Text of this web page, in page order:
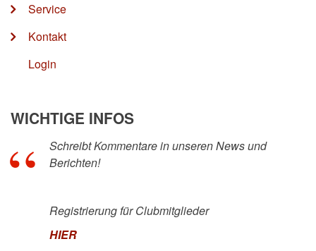
Service
Kontakt
Login
WICHTIGE INFOS
Schreibt Kommentare in unseren News und
Berichten!
Registrierung für Clubmitglieder
HIER